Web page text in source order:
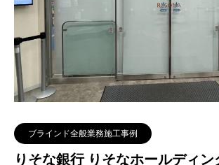
ブラインド全般業務施工事例
りそな銀行 りそなホールディン